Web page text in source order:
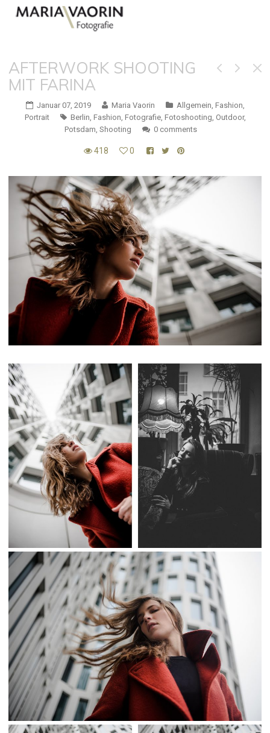
AFTERWORK SHOOTING
MIT FARINA
Januar 07, 2019 Maria Vaorin Allgemein Fashion
Portrait
Berlin Fashion Fotografie, Fotoshooting Outdoor,
Potsdam Shooting 0 comments
418 0